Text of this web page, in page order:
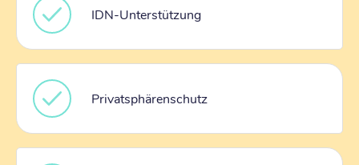
IDN-Unterstützung
Privatsphärenschutz